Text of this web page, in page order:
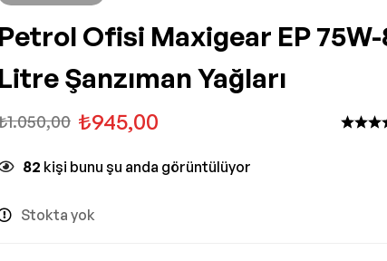
Petrol Ofisi Maxigear EP 75W-
Litre Şanzıman Yağları
1.050,00 ₺945,00
82 kişi bunu şu anda görüntülüyor
Stokta yok